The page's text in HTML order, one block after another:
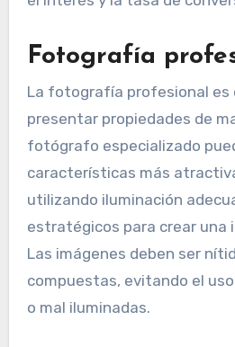
Fotografía
La fotografía profesional es
presentar propiedades de
fotógrafo especializado
características más
utilizando iluminación
estratégicos para crear una
Las imágenes deben ser
compuestas, evitando el
o mal iluminadas.